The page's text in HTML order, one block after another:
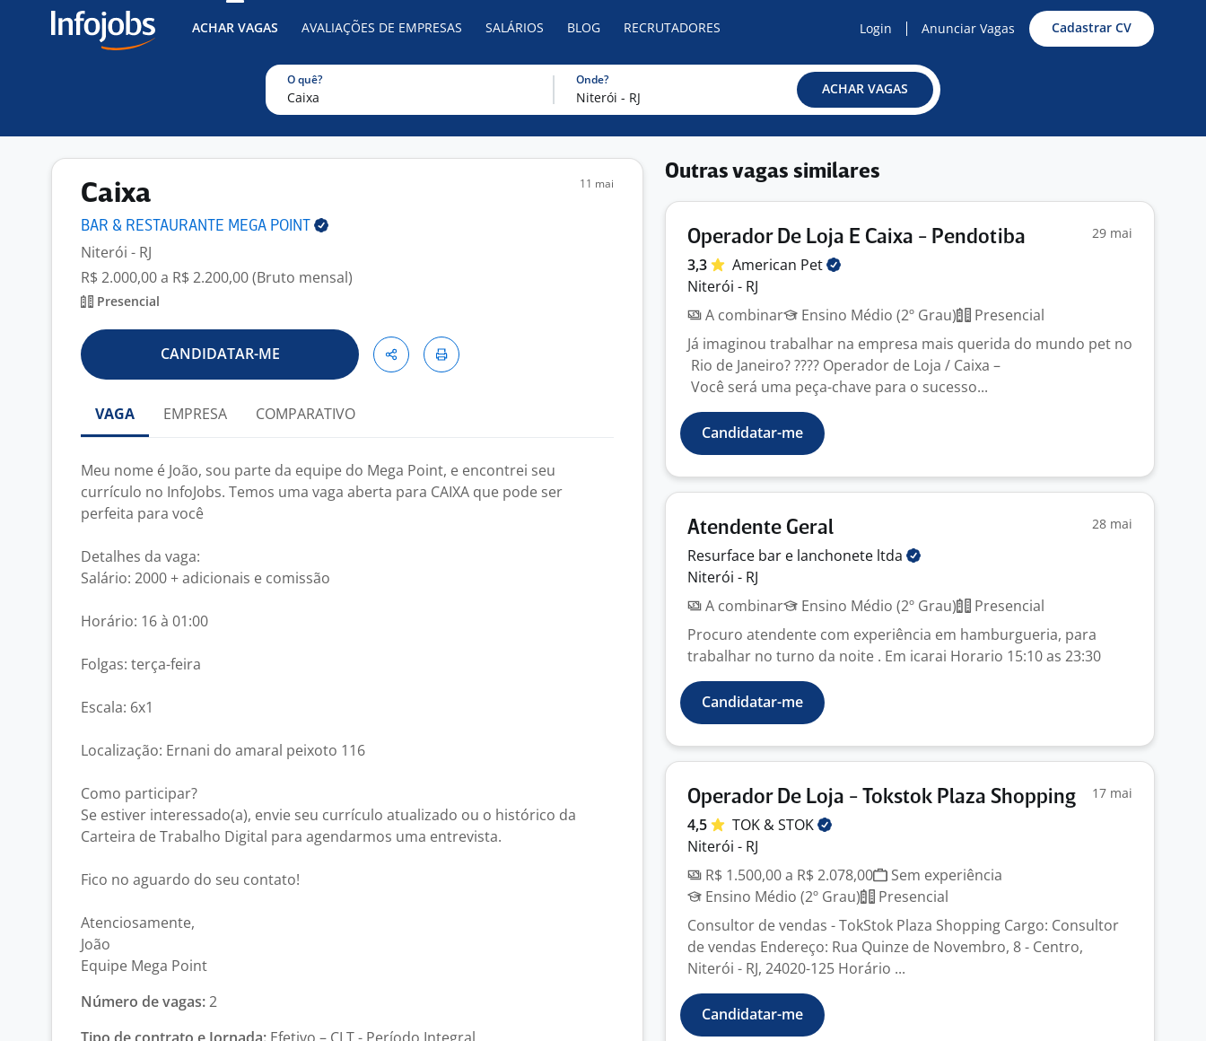
ACHAR VAGAS AVALIAÇÕES DE EMPRESAS SALÁRIOS BLOG RECRUTADORES Login Anunciar Vagas Cadastrar CV
O quê? Onde?
ACHAR VAGAS
Caixa
BAR & RESTAURANTE MEGA POINT
Niterói - RJ
R$ 2.000,00 a R$ 2.200,00 (Bruto mensal)
Presencial
11 mai
CANDIDATAR-ME
VAGA EMPRESA COMPARATIVO
Meu nome é João, sou parte da equipe do Mega Point, e encontrei seu
currículo no InfoJobs. Temos uma vaga aberta para CAIXA que pode ser
perfeita para você
Detalhes da vaga:
Salário: 2000 + adicionais e comissão
Horário: 16 à 01:00
Folgas: terça-feira
Escala: 6x1
Localização: Ernani do amaral peixoto 116
Como participar?
Se estiver interessado(a), envie seu currículo atualizado ou o histórico da
Carteira de Trabalho Digital para agendarmos uma entrevista.
Fico no aguardo do seu contato!
Atenciosamente,
João
Equipe Mega Point
Número de vagas:2
Outras vagas similares
Operador De Loja E Caixa - Pendotiba 29 mai
3,3 American Pet
Niterói - RJ
A combinar
Ensino Médio (2º Grau)
Presencial
Já imaginou trabalhar na empresa mais querida do mundo pet no
Rio de Janeiro? ???? Operador de Loja / Caixa –
Você será uma peça-chave para o sucesso...
Candidatar-me
Atendente Geral 28 mai
Resurface bar e lanchonete ltda
Niterói - RJ
A combinar
Ensino Médio (2º Grau)
Presencial
Procuro atendente com experiência em hamburgueria, para
trabalhar no turno da noite . Em icarai Horario 15:10 as 23:30
Candidatar-me
Operador De Loja - Tokstok Plaza Shopping 17 mai
4,5 TOK &STOK
Niterói - RJ
R$ 1.500,00 a R$ 2.078,00
Sem experiência
Ensino Médio (2º Grau)
Presencial
Consultor de vendas - TokStok Plaza Shopping Cargo: Consultor
de vendas Endereço: Rua Quinze de Novembro, 8 - Centro,
Niterói - RJ, 24020-125 Horário ...
Candidatar-me